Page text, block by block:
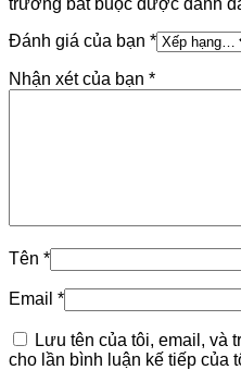
Đánh giá của bạn *
Nhận xét của bạn *
Tên *
Email *
Lưu tên của tôi, email, và
cho lần bình luận kế tiếp của